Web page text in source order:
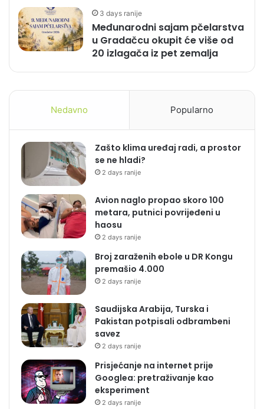
3 days ranije
Međunarodni sajam pčelarstva
u Gradačcu okupit će više od
20 izlagača iz pet zemalja
Nedavno Popularno
Zašto klima uređaj radi, a prostor
se ne hladi?
2 days ranije
Avion naglo propao skoro 100
metara, putnici povrijeđeni u
haosu
2 days ranije
Broj zaraženih ebole u DR Kongu
premašio 4.000
2 days ranije
Saudijska Arabija, Turska i
Pakistan potpisali odbrambeni
savez
2 days ranije
Prisjećanje na internet prije
Googlea: pretraživanje kao
eksperiment
2 days ranije